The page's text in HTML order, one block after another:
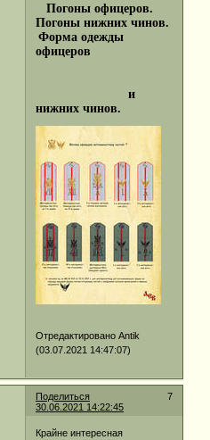
Погоны офицеров.
Погоны нижних чинов.
Форма одежды
офицеров
и
нижних чинов.
Отредактировано Antik
(03.07.2021 14:47:07)
Поделиться
7
30.06.2021 14:22:45
Крайне интересная